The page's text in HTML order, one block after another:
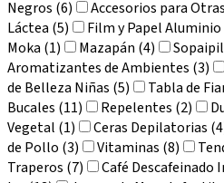
Negros (6)
Accesorios para
Láctea (5)
Film y Papel Aluminio
Moka (1)
Mazapán (4)
Aromatizantes de Ambientes (3)
de Belleza Niñas (5)
Tabla de
Bucales (11)
Repelentes (2)
Vegetal (1)
Ceras Depilatorias
de Pollo (3)
Vitaminas (8)
Traperos (7)
Café Descafeinado